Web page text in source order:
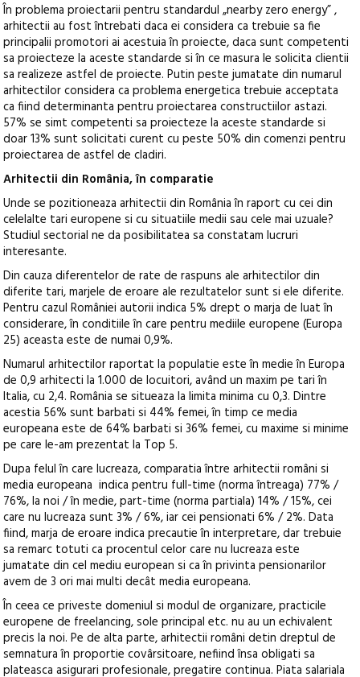
În problema proiectarii pentru standardul „nearby zero energy” ,
arhitectii au fost întrebati daca ei considera ca trebuie sa fie
principalii promotori ai acestuia în proiecte, daca sunt competenti
sa proiecteze la aceste standarde si în ce masura le solicita clientii
sa realizeze astfel de proiecte. Putin peste jumatate din numarul
arhitectilor considera ca problema energetica trebuie acceptata
ca fiind determinanta pentru proiectarea constructiilor astazi.
57% se simt competenti sa proiecteze la aceste standarde si
doar 13% sunt solicitati curent cu peste 50% din comenzi pentru
proiectarea de astfel de cladiri.
Arhitectii din România,în comparatie
Unde se pozitioneaza arhitectii din România în raport cu cei din
celelalte tari europene si cu situatiile medii sau cele mai uzuale?
Studiul sectorial ne da posibilitatea sa constatam lucruri
interesante.
Din cauza diferentelor de rate de raspuns ale arhitectilor din
diferite tari, marjele de eroare ale rezultatelor sunt si ele diferite.
Pentru cazul României autorii indica 5% drept o marja de luat în
considerare, în conditiile în care pentru mediile europene (Europa
25) aceasta este de numai 0,9%.
Numarul arhitectilor raportat la populatie este în medie în Europa
de 0,9 arhitecti la 1.000 de locuitori, având un maxim pe tari în
Italia, cu 2,4. România se situeaza la limita minima cu 0,3. Dintre
acestia 56% sunt barbati si 44% femei, în timp ce media
europeana este de 64% barbati si 36% femei, cu maxime si minime
pe care le-am prezentat la Top 5.
Dupa felul în care lucreaza, comparatia între arhitectii români si
media europeana indica pentru full-time (norma întreaga) 77% /
76%, la noi / în medie, part-time (norma partiala) 14% / 15%, cei
care nu lucreaza sunt 3% / 6%, iar cei pensionati 6% / 2%. Data
fiind, marja de eroare indica precautie în interpretare, dar trebuie
sa remarc totuti ca procentul celor care nu lucreaza este
jumatate din cel mediu european si ca în privinta pensionarilor
avem de 3 ori mai multi decât media europeana.
În ceea ce priveste domeniul si modul de organizare, practicile
europene de freelancing, sole principal etc. nu au un echivalent
precis la noi. Pe de alta parte, arhitectii români detin dreptul de
semnatura în proportie covârsitoare, nefiind însa obligati sa
plateasca asigurari profesionale, pregatire continua. Piata salariala